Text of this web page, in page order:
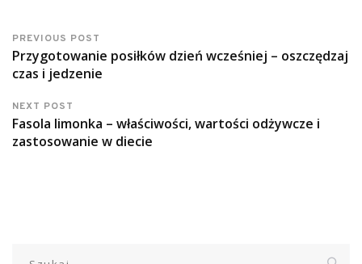
PREVIOUS POST
Przygotowanie posiłków dzień wcześniej – oszczędzaj
czas i jedzenie
NEXT POST
Fasola limonka – właściwości, wartości odżywcze i
zastosowanie w diecie